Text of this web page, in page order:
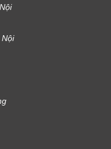
Nội